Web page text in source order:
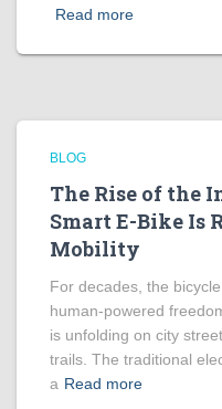
Read more
BLOG
The Rise of the
Smart E-Bike Is
Mobility
For decades, the
human-powered
is unfolding on city
trails. The traditional
a Read more